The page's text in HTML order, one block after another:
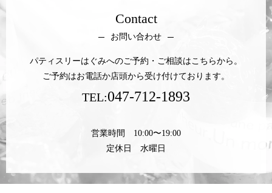
Contact
お問い合わせ
パティスリーはぐみへのご予約・ご相談はこちらから。
ご予約はお電話か店頭から受け付けております。
TEL:047-712-1893
営業時間 10:00〜19:00
定休日 水曜日